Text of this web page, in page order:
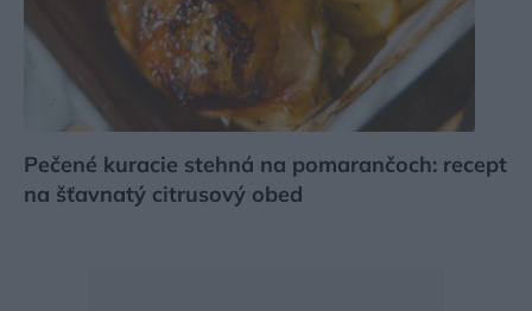
Pečené kuracie stehná na pomarančoch: recept
na šťavnatý citrusový obed